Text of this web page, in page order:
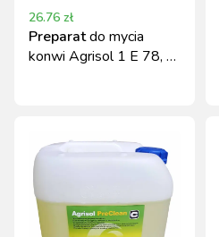
26.76 zł
Preparatdo mycia
konwi Agrisol 1 E 78, 2